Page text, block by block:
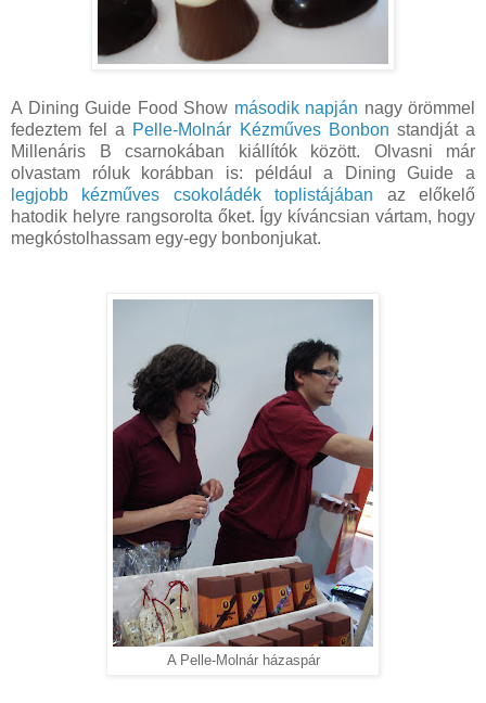
A Dining Guide Food Show második napján nagy örömmel
fedeztem fel a Pelle-Molnár Kézműves Bonbon standját a
Millenáris B csarnokában kiállítók között. Olvasni már
olvastam róluk korábban is: például a Dining Guide a
legjobb kézműves csokoládék toplistájában az előkelő
hatodik helyre rangsorolta őket. Így kíváncsian vártam, hogy
megkóstolhassam egy-egy bonbonjukat.
A Pelle-Molnár házaspár